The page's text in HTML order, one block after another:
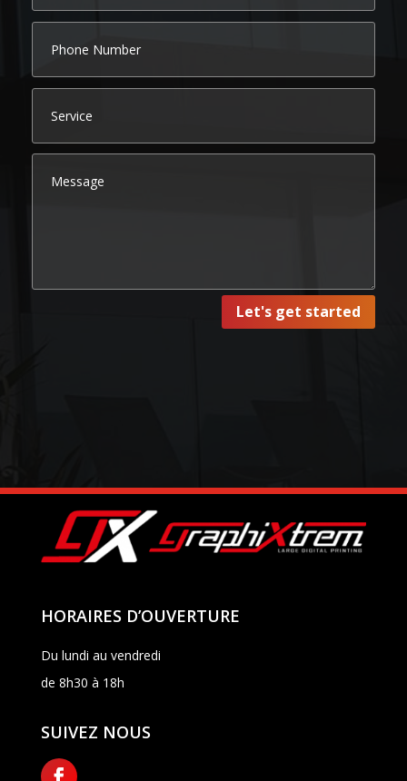
Let's get started
HORAIRES D’OUVERTURE
Du lundi au vendredi
de 8h30 à 18h
SUIVEZ NOUS